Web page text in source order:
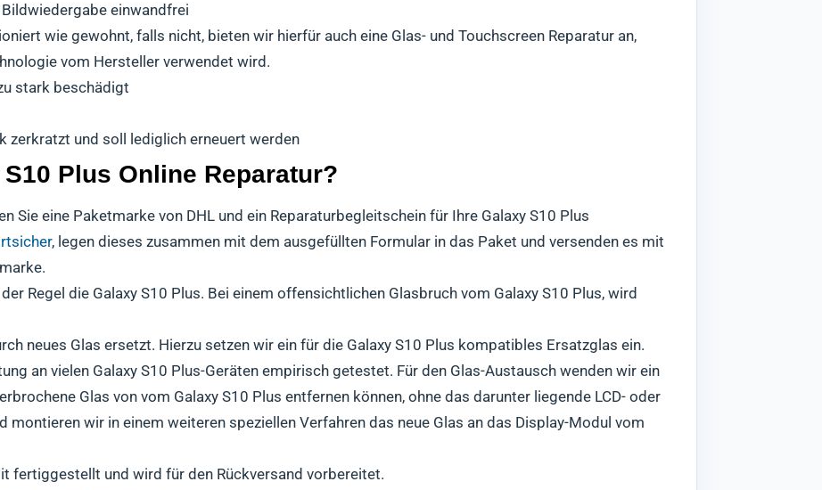
einwandfrei
wie gewohnt, falls nicht, bieten wir hierfür auch eine Glas- und Touchscreen Reparatur an,
vom Hersteller verwendet wird.
stark beschädigt
zerkratzt und soll lediglich erneuert werden
Plus Online Reparatur?
Sie eine Paketmarke von DHL und ein Reparaturbegleitschein für Ihre Galaxy S10 Plus
, legen dieses zusammen mit dem ausgefüllten Formular in das Paket und versenden es mit
Regel die Galaxy S10 Plus. Bei einem offensichtlichen Glasbruch vom Galaxy S10 Plus, wird
neues Glas ersetzt. Hierzu setzen wir ein für die Galaxy S10 Plus kompatibles Ersatzglas ein.
an vielen Galaxy S10 Plus-Geräten empirisch getestet. Für den Glas-Austausch wenden wir ein
Glas von vom Galaxy S10 Plus entfernen können, ohne das darunter liegende LCD- oder
montieren wir in einem weiteren speziellen Verfahren das neue Glas an das Display-Modul vom
fertiggestellt und wird für den Rückversand vorbereitet.